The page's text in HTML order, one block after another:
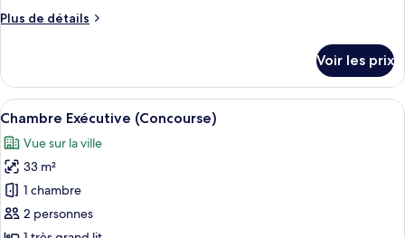
chambre :
Chambre
Plus de détails
Plus
le
type
de
Chambre
Premium
(Coastal)
Voir les prix
Afficher
toutes
les
photos
pour
ce
type
Une chambre d’hôtel moderne
4
Chambre Exécutive (Concourse)
Vue sur la ville
33 m²
1 chambre
2 personnes